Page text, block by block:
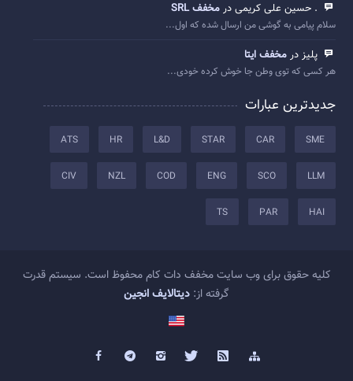
. حسین علی کریمی در مخفف SRL
سلام پیامی به گوشی من ارسال شده که اول...
پلیز در مخفف ایتا
هر کسی که توی وطن جا خوش کرده خودی...
جدیدترین عبارات
SME
CAR
STAR
L&D
HR
ATS
LLM
SCO
ENG
COD
NZL
CIV
HAI
PAR
TS
کلیه حقوق برای وب سایت مخفف دات کام محفوظ است. سیستم قدرت
گرفته از: دیتالایف انجین